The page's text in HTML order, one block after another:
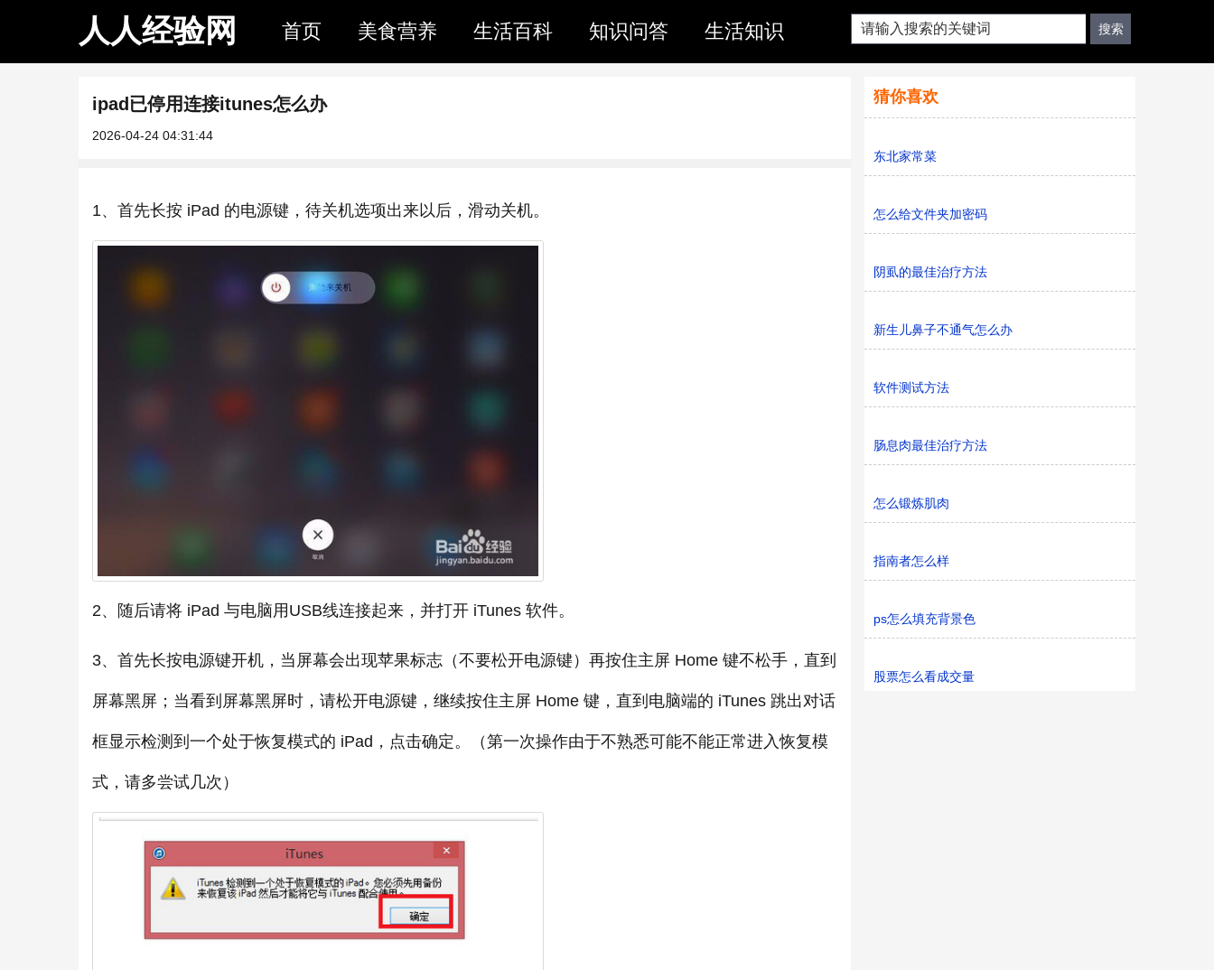
人人经验网 首页 美食营养 生活百科 知识问答 生活知识
ipad已停用连接itunes怎么办
2026-04-24 04:31:44
1、首先长按 iPad 的电源键，待关机选项出来以后，滑动关机。
2、随后请将 iPad 与电脑用USB线连接起来，并打开 iTunes 软件。
3、首先长按电源键开机，当屏幕会出现苹果标志（不要松开电源键）再按住主屏 Home 键不松手，直到
屏幕黑屏；当看到屏幕黑屏时，请松开电源键，继续按住主屏 Home 键，直到电脑端的 iTunes 跳出对话
框显示检测到一个处于恢复模式的 iPad，点击确定。（第一次操作由于不熟悉可能不能正常进入恢复模
式，请多尝试几次）
猜你喜欢
东北家常菜
怎么给文件夹加密码
阴虱的最佳治疗方法
新生儿鼻子不通气怎么办
软件测试方法
肠息肉最佳治疗方法
怎么锻炼肌肉
指南者怎么样
ps怎么填充背景色
股票怎么看成交量